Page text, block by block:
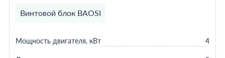
Винтовой блок BAOSI
Мощность двигателя, кВт 4